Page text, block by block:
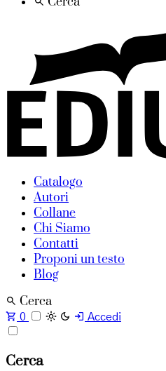
Catalogo
Autori
Collane
Chi Siamo
Contatti
Proponi un testo
Blog
Cerca
0 Accedi
Cerca